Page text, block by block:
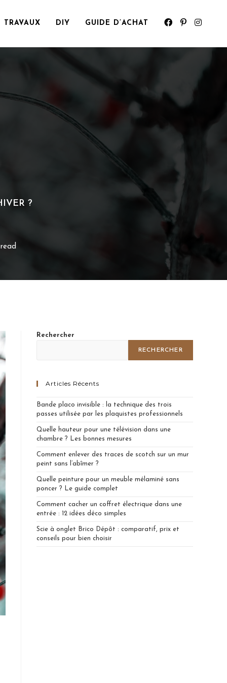
TRAVAUX DIY GUIDE D’ACHAT
?
Rechercher
RECHERCHER
Articles Récents
Bande placo invisible : la technique des trois
passes utilisée par les plaquistes professionnels
Quelle hauteur pour une télévision dans une
chambre ? Les bonnes mesures
Comment enlever des traces de scotch sur un mur
peint sans l’abîmer ?
Quelle peinture pour un meuble mélaminé sans
poncer ? Le guide complet
Comment cacher un coffret électrique dans une
entrée : 12 idées déco simples
Scie à onglet Brico Dépôt : comparatif, prix et
conseils pour bien choisir